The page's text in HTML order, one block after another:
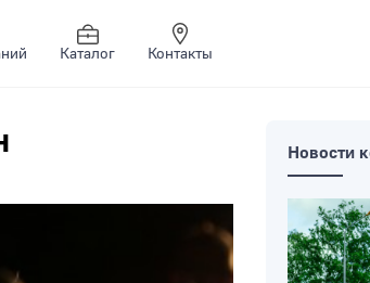
Каталог Контакты
Новости